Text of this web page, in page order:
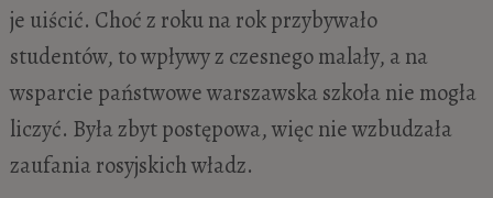
je uiścić. Choć z roku na rok przybywało
studentów, to wpływy z czesnego malały, a na
wsparcie państwowe warszawska szkoła nie mogła
liczyć. Była zbyt postępowa, więc nie wzbudzała
zaufania rosyjskich władz.